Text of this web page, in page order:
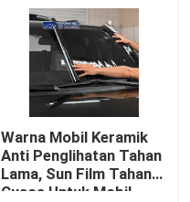
Warna Mobil Keramik
Anti Penglihatan Tahan
Lama, Sun Film Tahan
Cuaca Untuk Mobil